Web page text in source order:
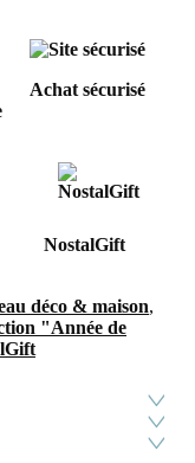
Achat sécurisé
NostalGift
déco & maison,
"Année de